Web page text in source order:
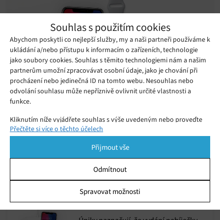
Souhlas s použitím cookies
Abychom poskytli co nejlepší služby, my a naši partneři používáme k
ukládání a/nebo přístupu k informacím o zařízeních, technologie
jako soubory cookies. Souhlas s těmito technologiemi nám a našim
partnerům umožní zpracovávat osobní údaje, jako je chování při
procházení nebo jedinečná ID na tomto webu. Nesouhlas nebo
odvolání souhlasu může nepříznivě ovlivnit určité vlastnosti a
funkce.
Kliknutím níže vyjádřete souhlas s výše uvedeným nebo proveďte
podrobnější rozhodnutí. Vaše volby budou použity pouze na tomto
pomocí přepínačů v Zásadách cookies nebo kliknutím na tlačítko
Spravovat souhlas ve spodní části obrazovky.
Ukládání a/nebo přístup k informacím v zařízení, Porozumění
publiku prostřednictvím statistik nebo kombinací údajů z
různých zdrojů.
Přečtěte si více o těchto účelech
Přijmout vše
Odmítnout
Spravovat možnosti
nabíječky AirPower
Sobota 30. 03. 2019 Redakce
Na oficiálních stránkách společnosti
nabíječka AirPower, možná se jí
dočkáme už příští týden
Pátek 22. 03. 2019 Redakce